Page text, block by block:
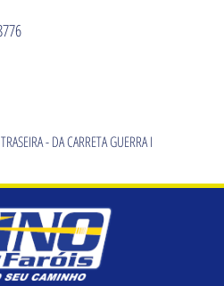
- DA CARRETA GUERRA I